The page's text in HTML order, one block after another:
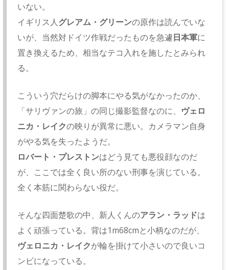
いない。
イギリス人グレアム・グリーンの原作は読んでいな
いが、 当然対ドイツ作戦だったものを急遽日本軍に
置き換えるため、相当なテコ入れを施したとみられ
る。
こういう穴だらけの脚本にやる気がなかったのか、
「サリヴァンの旅」の同じ撮影監督なのに、 ヴェロ
ニカ・ レイクの映りが異常に悪い。 カメラマン自身
がやる気を失ったようだ。
ロバート・プレストンはどう見ても悪役顔なのだ
が、 ここでは全く良い所のない刑事を演じている。
全く本筋に関わらない役だ。
そんな四面楚歌の中、新人くんのアラン・ ラッドは
よく頑張っている。背は1m68cmと小柄なのだが、
ヴェロニカ・ レイクが輪を掛けて小さいので良いコ
ンビになっている。